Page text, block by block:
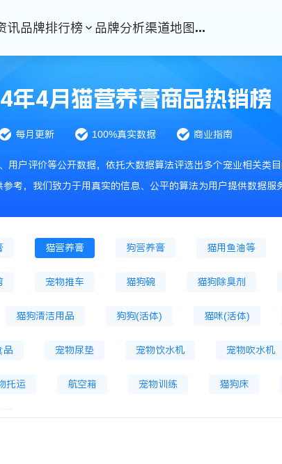
讯品牌排行榜 品牌分析渠道地图 ...
年4月猫营养膏商品热销榜
每月更新 100%真实数据 商业指南
用户评价等公开数据，依托大数据算法评选出多个宠业相关类目
考，我们致力于用真实的信息、公平的算法为用户提供数据服
猫粮 猫冻干粮 猫处方粮 狗主粮罐
狗饼干 狗火腿肠 猫抓板 猫
猫营养膏 狗营养膏 猫用鱼油等
宠物推车 猫狗碗 猫狗除臭剂
猫狗清洁用品 狗狗(活体) 猫咪(活体)
品 宠物尿垫 宠物饮水机 宠物吹水机
托运 航空箱 宠物训练 猫狗床